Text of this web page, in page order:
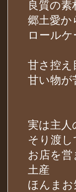
良質の
郷土愛か
ロール
甘さ控え
甘い物が
実は主人
そり渡
お店を
土産
ほんま